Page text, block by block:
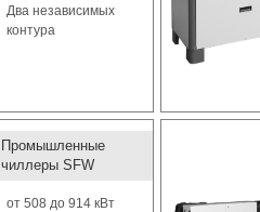
Два независимых
контура
Промышленные
чиллеры SFW
от 508 до 914 кВт